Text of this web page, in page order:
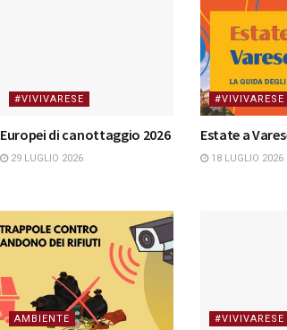
#VIVIVARESE
Europei di canottaggio 2026
29 LUGLIO 2026
#VIVIVARESE
Estate a
18 LUGLIO 2026
AMBIENTE #VIVIVARESE